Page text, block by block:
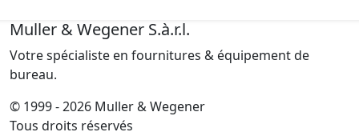
Muller & Wegener S.à.r.l.
Votre spécialiste en fournitures & équipement de
bureau.
© 1999 - 2026 Muller & Wegener
Tous droits réservés